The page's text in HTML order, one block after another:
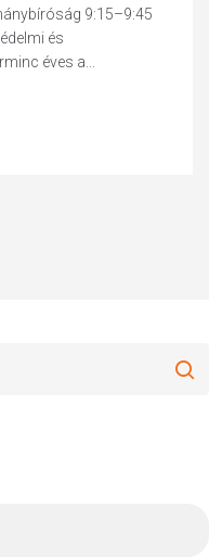
9:15–9:45
és
éves a...